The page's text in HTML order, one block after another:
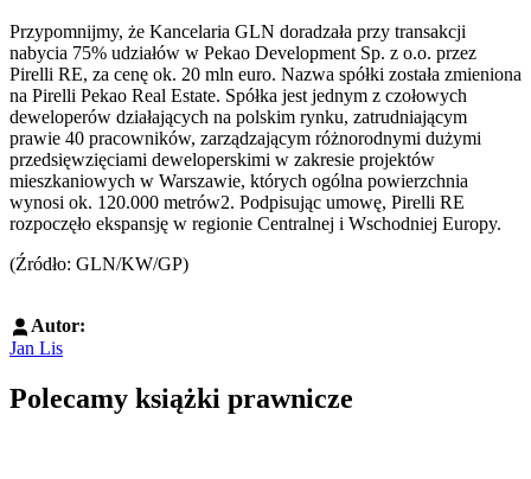
Przypomnijmy, że Kancelaria GLN doradzała przy transakcji
nabycia 75% udziałów w Pekao Development Sp. z o.o. przez
Pirelli RE, za cenę ok. 20 mln euro. Nazwa spółki została zmieniona
na Pirelli Pekao Real Estate. Spółka jest jednym z czołowych
deweloperów działających na polskim rynku, zatrudniającym
prawie 40 pracowników, zarządzającym różnorodnymi dużymi
przedsięwzięciami deweloperskimi w zakresie projektów
mieszkaniowych w Warszawie, których ogólna powierzchnia
wynosi ok. 120.000 metrów2. Podpisując umowę, Pirelli RE
rozpoczęło ekspansję w regionie Centralnej i Wschodniej Europy.
(Źródło: GLN/KW/GP)
Autor:
Jan Lis
Polecamy książki prawnicze